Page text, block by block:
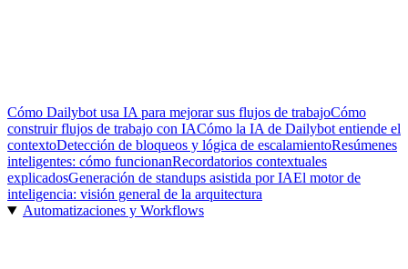
Cómo Dailybot usa IA para mejorar sus flujos de trabajoCómo
construir flujos de trabajo con IACómo la IA de Dailybot entiende el
contextoDetección de bloqueos y lógica de escalamientoResúmenes
inteligentes: cómo funcionanRecordatorios contextuales
explicadosGeneración de standups asistida por IAEl motor de
inteligencia: visión general de la arquitectura
Automatizaciones y Workflows